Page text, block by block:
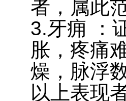
者，属此
3.牙痈 ：
胀，疼痛
燥，脉浮
以上表现